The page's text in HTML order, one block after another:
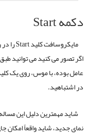
دکمه Start
عامل بوده، با موس، روی یک
در اشتباهید.
شاید مهمترین دلیل این
نمای جدید، شاید واقعاً امکان